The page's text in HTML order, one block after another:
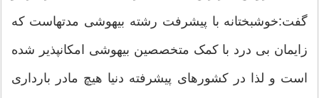
گفت:خوشبختانه با پیشرفت رشته بیهوشی مدتهاست که
زایمان بی درد با کمک متخصصین بیهوشی امکانپذیر شده
است و لذا در کشورهای پیشرفته دنیا هیچ مادر بارداری